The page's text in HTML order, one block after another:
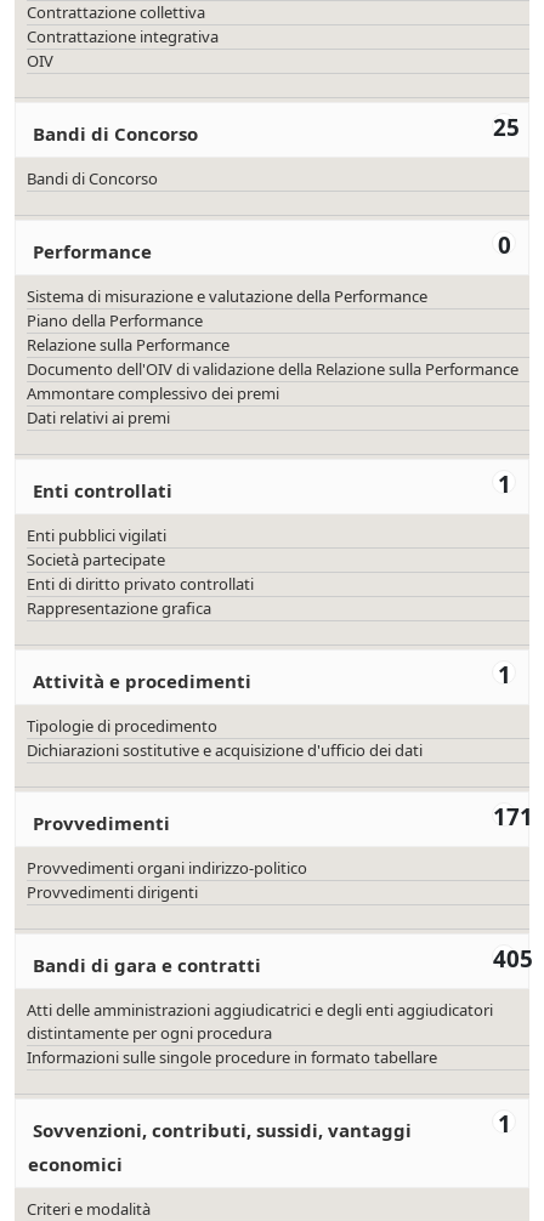
Contrattazione collettiva
Contrattazione integrativa
OIV
25
Bandi di Concorso
Bandi di Concorso
0
Performance
Sistema di misurazione e valutazione della Performance
Piano della Performance
Relazione sulla Performance
Documento dell'OIV di validazione della Relazione sulla Performance
Ammontare complessivo dei premi
Dati relativi ai premi
1
Enti controllati
Enti pubblici vigilati
Società partecipate
Enti di diritto privato controllati
Rappresentazione grafica
1
Attività e procedimenti
Tipologie di procedimento
Dichiarazioni sostitutive e acquisizione d'ufficio dei dati
171
Provvedimenti
Provvedimenti organi indirizzo-politico
Provvedimenti dirigenti
405
Bandi di gara e contratti
Atti delle amministrazioni aggiudicatrici e degli enti aggiudicatori
distintamente per ogni procedura
Informazioni sulle singole procedure in formato tabellare
1
Sovvenzioni, contributi, sussidi, vantaggi
economici
Criteri e modalità